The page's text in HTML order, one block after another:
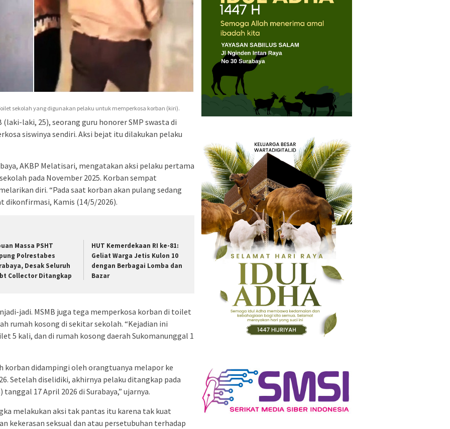
sekolah yang digunakan pelaku untuk memperkosa korban (kiri).
(laki-laki, 25), seorang guru honorer SMP swasta di
siswinya sendiri. Aksi bejat itu dilakukan pelaku
AKBP Melatisari, mengatakan aksi pelaku pertama
pada November 2025. Korban sempat
diri. “Pada saat korban akan pulang sedang
dikonfirmasi, Kamis (14/5/2026).
Massa PSHT
Polrestabes
Desak Seluruh
Collector Ditangkap
HUT Kemerdekaan RI ke-81:
Geliat Warga Jetis Kulon 10
dengan Berbagai Lomba dan
Bazar
jadi. MSMB juga tega memperkosa korban di toilet
rumah kosong di sekitar sekolah. “Kejadian ini
5 kali, dan di rumah kosong daerah Sukomanunggal 1
korban didampingi oleh orangtuanya melapor ke
Setelah diselidiki, akhirnya pelaku ditangkap pada
17 April 2026 di Surabaya,” ujarnya.
melakukan aksi tak pantas itu karena tak kuat
kekerasan seksual dan atau persetubuhan terhadap